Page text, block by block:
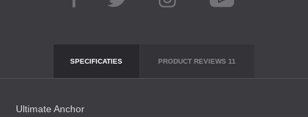
SPECIFICATIES PRODUCT REVIEWS11
Ultimate Anchor